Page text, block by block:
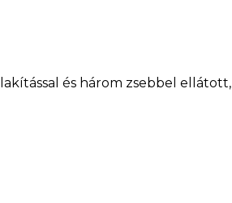
és három zsebbel